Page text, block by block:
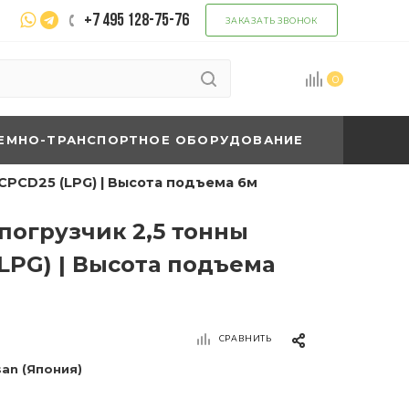
+7 495 128-75-76 ЗАКАЗАТЬ ЗВОНОК
0
ТРАНСПОРТНОЕ ОБОРУДОВАНИЕ
(LPG) | Высота подъема 6м
2,5 тонны
| Высота подъема
СРАВНИТЬ
(Япония)